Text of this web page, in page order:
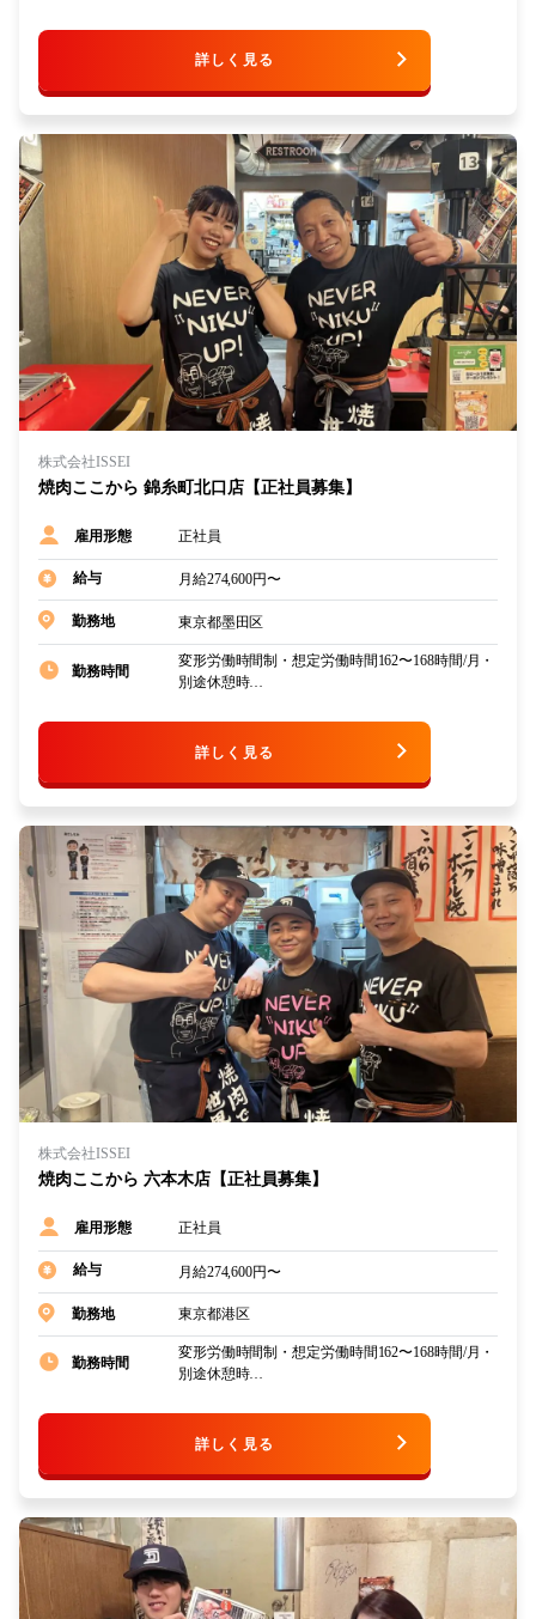
詳しく見る
株式会社ISSEI
焼肉ここから 錦糸町北口店【正社員募集】
雇用形態 正社員
給与 月給274,600円〜
勤務地 東京都墨田区
勤務時間
変形労働時間制・想定労働時間162〜168時間/月・
別途休憩時…
詳しく見る
株式会社ISSEI
焼肉ここから 六本木店【正社員募集】
雇用形態 正社員
給与 月給274,600円〜
勤務地 東京都港区
勤務時間
変形労働時間制・想定労働時間162〜168時間/月・
別途休憩時…
詳しく見る